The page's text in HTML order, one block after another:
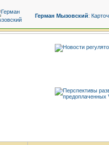
Герман Мызовский: